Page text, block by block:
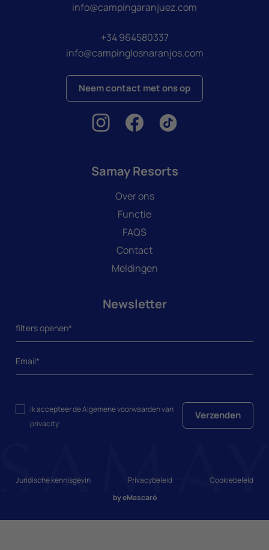
info@campingaranjuez.com
+34 964580337
info@campinglosnaranjos.com
Neem contact met ons op
Samay Resorts
Over ons
Functie
FAQS
Contact
Meldingen
Newsletter
Ik accepteer deAlgemene voorwaardenvan
privacity
Verzenden
Juridische kennisgevin Privacybeleid
Cookiebeleid
byeMascaró